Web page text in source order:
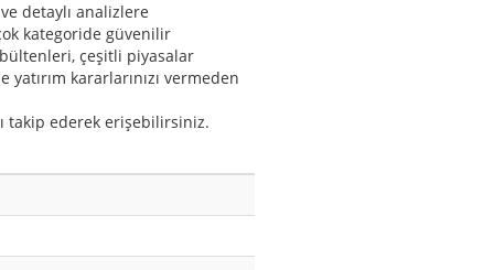
detaylı analizlere
kategoride güvenilir
bültenleri, çeşitli piyasalar
kararlarınızı vermeden
takip ederek erişebilirsiniz.